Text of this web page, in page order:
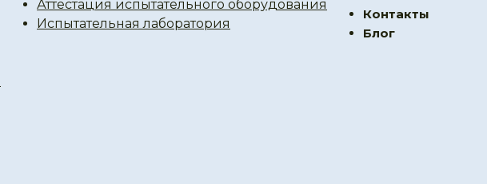
Аттестация испытательного оборудования
Испытательная лаборатория
Контакты
Блог